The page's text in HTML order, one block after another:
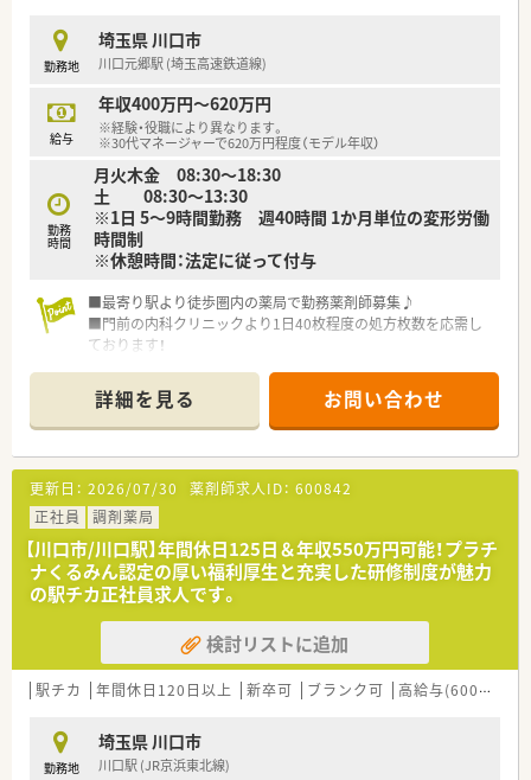
ルアップを支援。その他、カフェテリア研修や社内学術大会など
その方が目指す社会人像に合わせた学ぶ環境が充実しておりま
す。
■子育て支援企業として「くるみんマーク」を取得。高い水準で
子育てサポートに取り組んでいる企業として「プラチナくるみ
ん」を認定を取得しています。
■全店でピッキングサポートシステムを標準導入。店舗スタッ
フ4～6人の店舗が多く安全（過誤防止）への環境作りを進めてお
ります。
勤務地
埼玉県 川口市
川口元郷駅 (埼玉高速鉄道線)
給与
年収400万円～620万円
※経験・役職により異なります。
※30代マネージャーで620万円程度（モデル年収）
勤務
時間
月火木金 08:30～18:30
土 08:30～13:30
※1日 5～9時間勤務 週40時間 1か月単位の変形労働
時間制
※休憩時間：法定に従って付与
■最寄り駅より徒歩圏内の薬局で勤務薬剤師募集♪
■門前の内科クリニックより1日40枚程度の処方枚数を応需し
ております！
メです☆
・・＊企業の特徴＊・・
■一都四県で約75店舗をドミナント展開している中堅チェーン
です。
■在宅事業は、介護保険制度がスタートする前より実施していま
す。現在首都圏で3600件の患者様対応を実現。回診同行など、医
師や看護師と対面でお話し、患者様のサポートをします。
■チーム活動あり。CS向上チーム・研修チームなど自発的にやり
たいことを実施頂くためにチーム制を設けています。
■階層別研修・Eラーニング・英会話研修・研修学会費補助など、
勉強したい方を応援します。
■自分で目標を設定する「目標管理評価」を導入し、透明性のあ
る評価を実現しています。
■ほとんどの店舗で、電子薬歴・監査システムを導入。どのエリ
■年間休日125日以上、メリハリつけられる環境です。
詳細を見る お問い合わせ
更新日： 2026/07/30 薬剤師求人ID： 600842
正社員
調剤薬局
【川口市/川口駅】年間休日125日＆年収550万円可能！プラチ
ナくるみん認定の厚い福利厚生と充実した研修制度が魅力
の駅チカ正社員求人です。
検討リストに追加
駅チカ 年間休日120日以上 新卒可 ブランク可 高給与(600万円以上)
勤務地
埼玉県 川口市
川口駅 (JR京浜東北線)